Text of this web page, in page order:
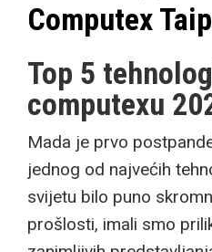
Computex
Top 5
computexu
Mada je prvo
jednog od najvećih
svijetu bilo puno
prošlosti, imali smo